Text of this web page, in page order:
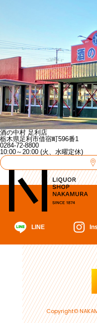
酒の中村 足利店
栃木県足利市借宿町596番1
0284-72-8800
10:00～20:00 (火、水曜定休)
LINE
Copyright©